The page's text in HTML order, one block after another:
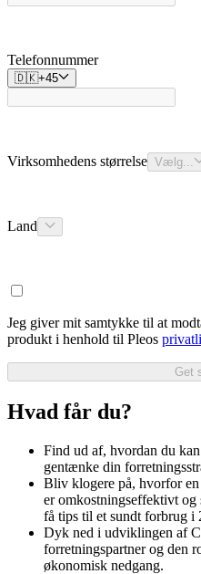
Telefonnummer
🇩🇰+45
Virksomhedens størrelse Vælg...
Land
Jeg giver mit samtykke til at
produkt i henhold til Pleos
Get
Hvad får du?
Find ud af, hvordan du
gentænke din
Bliv klogere på, hvorfor
er omkostningseffektivt
få tips til et sundt forbrug i
Dyk ned i udviklingen af
forretningspartner og den
økonomisk nedgang.